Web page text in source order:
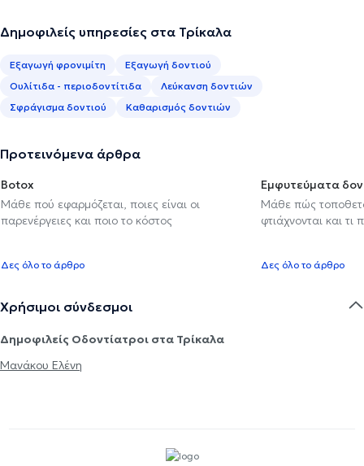
Δημοφιλείς υπηρεσίες στα Τρίκαλα
Εξαγωγή φρονιμίτη
Εξαγωγή δοντιού
Ουλίτιδα - περιοδοντίτιδα
Λεύκανση δοντιών
Σφράγισμα δοντιού
Καθαρισμός δοντιών
Προτεινόμενα άρθρα
Botox
Μάθε πού εφαρμόζεται, ποιες είναι οι
παρενέργειες και ποιο το κόστος
Δες όλο το άρθρο
Εμφυτεύματα
Μάθε πώς
φτιάχνονται και τι
Δες όλο το άρθρο
Χρήσιμοι σύνδεσμοι
Δημοφιλείς Οδοντίατροι στα Τρίκαλα
Μανάκου Ελένη